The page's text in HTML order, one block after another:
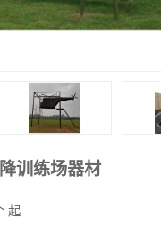
训练场器材
起